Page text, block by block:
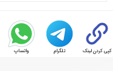
کپی کردن لینک تلگرام واتساپ